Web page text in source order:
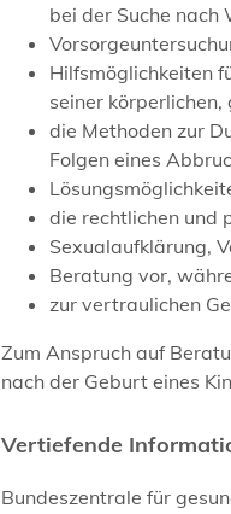
bei der Suche
Hilfsmöglichkeiten
seiner
die Methoden zur
Folgen eines
die rechtlichen und
Sexualaufklärung,
Beratung vor,
zur vertraulichen
Zum Anspruch auf
nach der Geburt eines
Vertiefende
Bundeszentrale für